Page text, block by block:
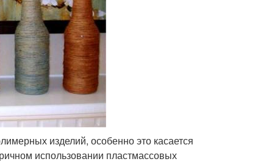
изделий, особенно это касается
использовании пластмассовых